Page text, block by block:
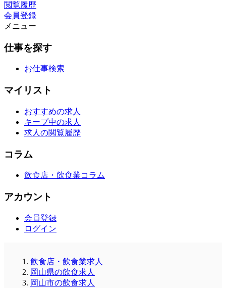
閲覧履歴
会員登録
メニュー
仕事を探す
お仕事検索
マイリスト
おすすめの求人
キープ中の求人
求人の閲覧履歴
コラム
飲食店・飲食業コラム
アカウント
会員登録
ログイン
飲食店・飲食業求人
岡山県の飲食求人
岡山市の飲食求人